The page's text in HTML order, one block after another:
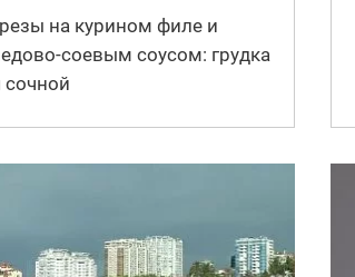
на курином филе и
соевым соусом: грудка
сочной